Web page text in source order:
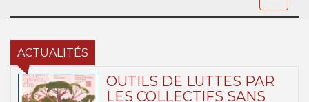
ACTUALITÉS
OUTILS DE LUTTES PAR
LES COLLECTIFS SANS